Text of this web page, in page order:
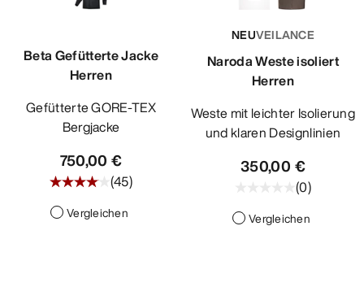
Beta Gefütterte Jacke
Herren
Gefütterte GORE-TEX
Bergjacke
750,00 €
(45)
Vergleichen
NEUVEILANCE
Naroda Weste isoliert
Herren
Weste mit leichter Isolierung
und klaren Designlinien
350,00 €
(0)
Vergleichen